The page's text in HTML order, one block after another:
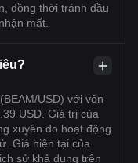
đồng thời tránh đầu
mất.
USD) với vốn
USD. Giá trị của
xuyên do hoạt động
Giá hiện tại của
sử khả dụng trên